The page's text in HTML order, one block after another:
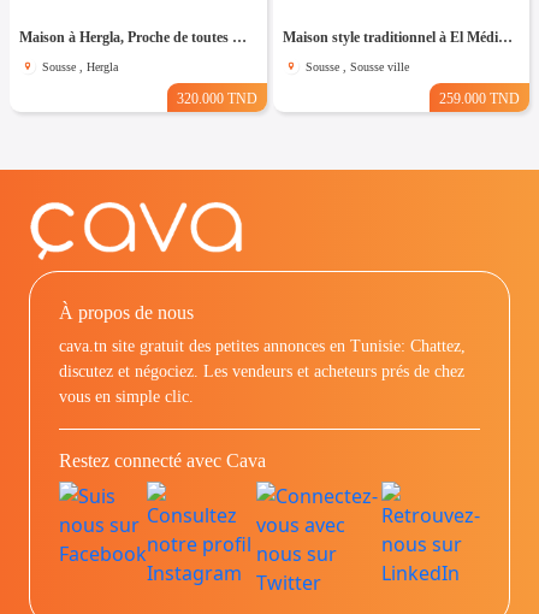
Maison à Hergla, Proche de toutes Commodités
Sousse , Hergla
320.000 TND
Maison style traditionnel à El Médina Sousse
Sousse , Sousse ville
259.000 TND
À propos de nous
cava.tn site gratuit des petites annonces en Tunisie: Chattez,
discutez et négociez. Les vendeurs et acheteurs prés de chez
vous en simple clic.
Restez connecté avec Cava